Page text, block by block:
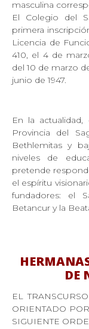
masculina
El Colegio del
primera
Licencia de
410, el 4 de
del 10 de marzo
junio de 1947.
En la
Provincia del
Bethlemitas y
niveles de
pretende
el espíritu
fundadores: el
Betancur y la
DE
EL
ORIENTADO
SIGUIENTE